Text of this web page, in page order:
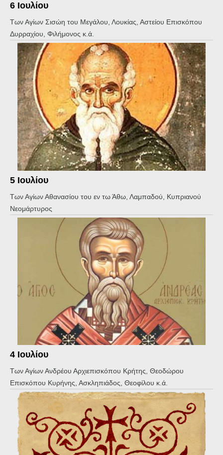
6 Ιουλίου
Των Αγίων Σισώη του Μεγάλου, Λουκίας, Αστείου Επισκόπου
Δυρραχίου, Φιλήμονος κ.ά.
5 Ιουλίου
Των Αγίων Αθανασίου του εν τω Άθω, Λαμπαδού, Κυπριανού
Νεομάρτυρος
4 Ιουλίου
Των Αγίων Ανδρέου Αρχιεπισκόπου Κρήτης, Θεοδώρου
Επισκόπου Κυρήνης, Ασκληπιάδος, Θεοφίλου κ.ά.